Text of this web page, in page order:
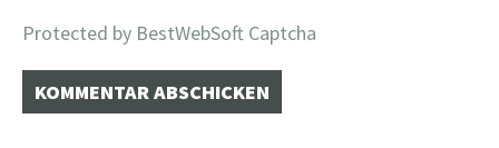
Protected by BestWebSoft Captcha